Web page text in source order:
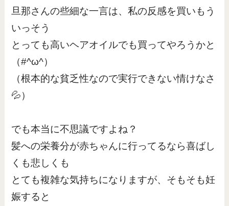
旦那さんの些細な一言は、私の反感を買いもう
いっそう
とっても高いヘアオイルでも買ってやろうかと
（#^ω^）
（根本的な貧乏性なので実行できない情けなさ
💦）
でも本当に不思議ですよね？
髪への栄養分が赤ちゃんに行ってるなら喜ばし
くも悲しくも
とても複雑な気持ちになりますが、そもそも妊
娠すると